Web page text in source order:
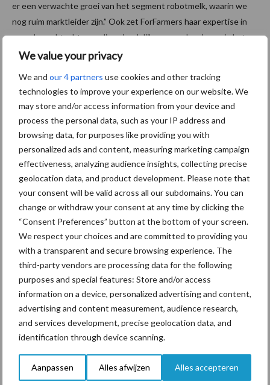
We value your privacy
We and our 4 partners use cookies and other tracking
technologies to improve your experience on our website. We
may store and/or access information from your device and
process the personal data, such as your IP address and
browsing data, for purposes like providing you with
personalized ads and content, measuring marketing campaign
effectiveness, analyzing audience insights, collecting precise
geolocation data, and product development. Please note that
your consent will be valid across all our subdomains. You can
change or withdraw your consent at any time by clicking the
“Consent Preferences” button at the bottom of your screen.
We respect your choices and are committed to providing you
with a transparent and secure browsing experience. The
third-party vendors are processing data for the following
purposes and special features: Store and/or access
information on a device, personalized advertising and content,
advertising and content measurement, audience research,
and services development, precise geolocation data, and
identification through device scanning.
Aanpassen Alles afwijzen Alles accepteren
er een verwachte groei van het segment robotmelk, waarin we
nog ruim marktleider zijn.” Ook zet ForFarmers haar expertise in
voor de zoektocht naar diervriendelijke voeroplossingen in het
stikstofdebat.
Door: Martin de Vries
Aanbevolen voor jou!
De speenhuid: een vaak
onderschatte risicofactor
voor mastitis
ForFarmers ziet volume en
marktaandeel groeien in
krimpende Nederlandse
markt
Tien praktische tips voor
een langere levensduur